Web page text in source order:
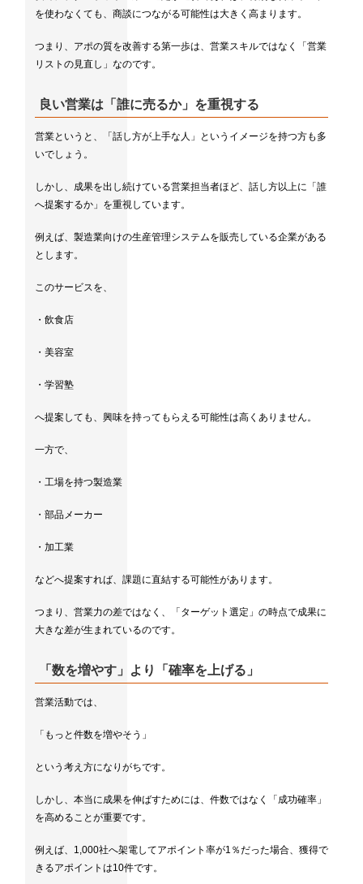
を使わなくても、商談につながる可能性は大きく高まります。
つまり、アポの質を改善する第一歩は、営業スキルではなく「営業
リストの見直し」なのです。
良い営業は「誰に売るか」を重視する
営業というと、「話し方が上手な人」というイメージを持つ方も多
いでしょう。
しかし、成果を出し続けている営業担当者ほど、話し方以上に「誰
へ提案するか」を重視しています。
例えば、製造業向けの生産管理システムを販売している企業がある
とします。
このサービスを、
・飲食店
・美容室
・学習塾
へ提案しても、興味を持ってもらえる可能性は高くありません。
一方で、
・工場を持つ製造業
・部品メーカー
・加工業
などへ提案すれば、課題に直結する可能性があります。
つまり、営業力の差ではなく、「ターゲット選定」の時点で成果に
大きな差が生まれているのです。
「数を増やす」より「確率を上げる」
営業活動では、
「もっと件数を増やそう」
という考え方になりがちです。
しかし、本当に成果を伸ばすためには、件数ではなく「成功確率」
を高めることが重要です。
例えば、1,000社へ架電してアポイント率が1％だった場合、獲得で
きるアポイントは10件です。